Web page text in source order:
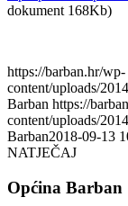
dokument 168Kb)
https://barban.hr/wp-
content/uploads/
Barban https://
content/uploads/
Barban2018-09-13
NATJEČAJ
Općina Barban